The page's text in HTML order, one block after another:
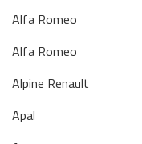
Alfa Romeo
Alfa Romeo
Alpine Renault
Apal